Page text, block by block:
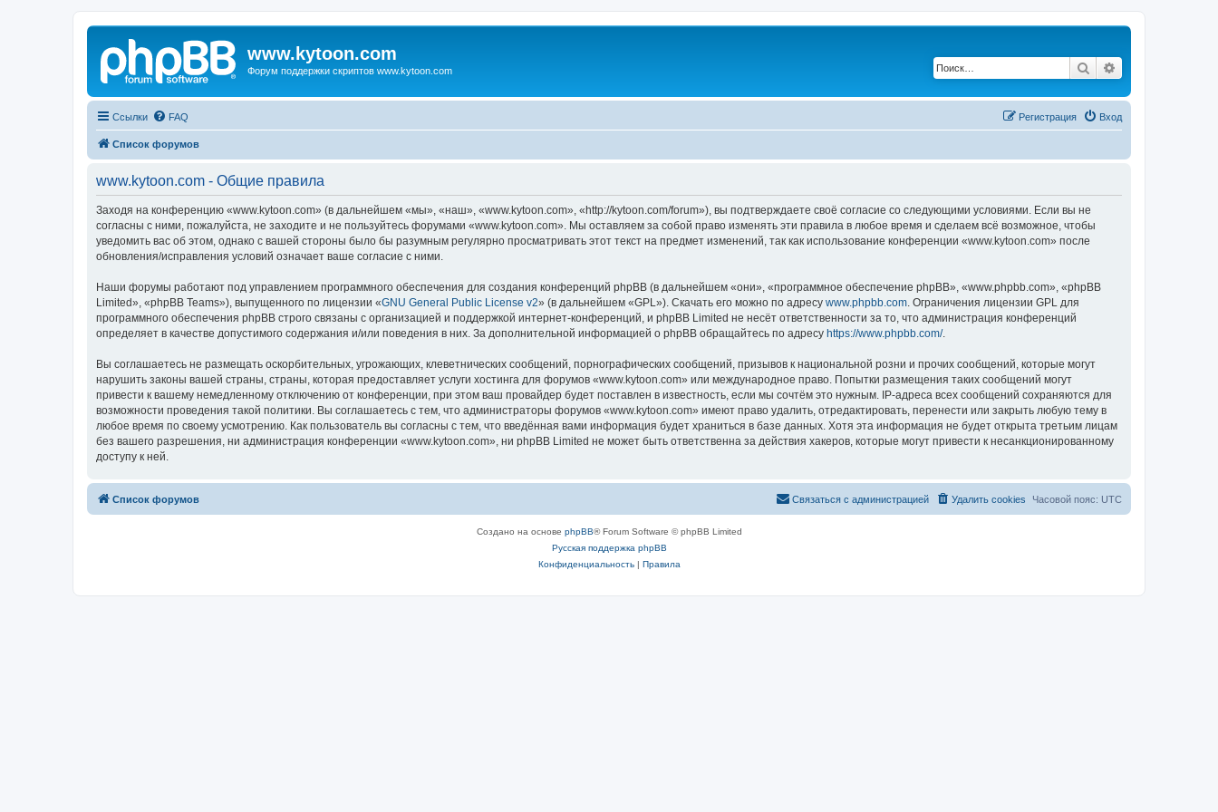
www.kytoon.com
Форум поддержки скриптов www.kytoon.com Поиск
Ссылки FAQ Вход
Регистрация
Список форумов
www.kytoon.com - Общие правила
Заходя на конференцию «www.kytoon.com» (в дальнейшем «мы», «наш», «www.kytoon.com», «http://kytoon.com/forum»), вы подтверждаете своё согласие со следующими условиями. Если вы не
согласны с ними, пожалуйста, не заходите и не пользуйтесь форумами «www.kytoon.com». Мы оставляем за собой право изменять эти правила в любое время и сделаем всё возможное, чтобы
уведомить вас об этом, однако с вашей стороны было бы разумным регулярно просматривать этот текст на предмет изменений, так как использование конференции «www.kytoon.com» после
обновления/исправления условий означает ваше согласие с ними.
Наши форумы работают под управлением программного обеспечения для создания конференций phpBB (в дальнейшем «они», «программное обеспечение phpBB», «www.phpbb.com», «phpBB
Limited», «phpBB Teams»), выпущенного по лицензии «GNU General Public License v2» (в дальнейшем «GPL»). Скачать его можно по адресу www.phpbb.com . Ограничения лицензии GPL для
программного обеспечения phpBB строго связаны с организацией и поддержкой интернет-конференций, и phpBB Limited не несёт ответственности за то, что администрация конференций
определяет в качестве допустимого содержания и/или поведения в них. За дополнительной информацией о phpBB обращайтесь по адресу https://www.phpbb.com/.
Вы соглашаетесь не размещать оскорбительных, угрожающих, клеветнических сообщений, порнографических сообщений, призывов к национальной розни и прочих сообщений, которые могут
нарушить законы вашей страны, страны, которая предоставляет услуги хостинга для форумов «www.kytoon.com» или международное право. Попытки размещения таких сообщений могут
привести к вашему немедленному отключению от конференции, при этом ваш провайдер будет поставлен в известность, если мы сочтём это нужным. IP-адреса всех сообщений сохраняются для
возможности проведения такой политики. Вы соглашаетесь с тем, что администраторы форумов «www.kytoon.com» имеют право удалить, отредактировать, перенести или закрыть любую тему в
любое время по своему усмотрению. Как пользователь вы согласны с тем, что введённая вами информация будет храниться в базе данных. Хотя эта информация не будет открыта третьим лицам
без вашего разрешения, ни администрация конференции «www.kytoon.com», ни phpBB Limited не может быть ответственна за действия хакеров, которые могут привести к несанкционированному
доступу к ней.
Список форумов Часовой пояс: UTC
Удалить cookies
Связаться с администрацией
Создано на основе phpBB® Forum Software © phpBB Limited
Русская поддержка phpBB
Конфиденциальность| Правила